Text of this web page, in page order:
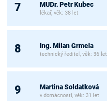
7 MUDr. Petr Kubec
lékař, věk: 38 let
8 Ing. Milan Grmela
technický ředitel, věk: 36 let
9 Martina Soldatková
v domácnosti, věk: 31 let